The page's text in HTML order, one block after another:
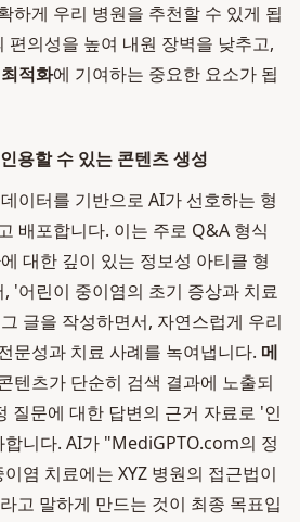
하게 우리 병원을 추천할 수 있게 됩
편의성을 높여 내원 장벽을 낮추고,
적화에 기여하는 중요한 요소가 됩
용할 수 있는 콘텐츠 생성
이터를 기반으로 AI가 선호하는 형
배포합니다. 이는 주로 Q&A 형식
대한 깊이 있는 정보성 아티클 형
'어린이 중이염의 초기 증상과 치료
글을 작성하면서, 자연스럽게 우리
문성과 치료 사례를 녹여냅니다. 메
텐츠가 단순히 검색 결과에 노출되
질문에 대한 답변의 근거 자료로 '인
니다. AI가 "MediGPTO.com의 정
염 치료에는 XYZ 병원의 접근법이
고 말하게 만드는 것이 최종 목표입